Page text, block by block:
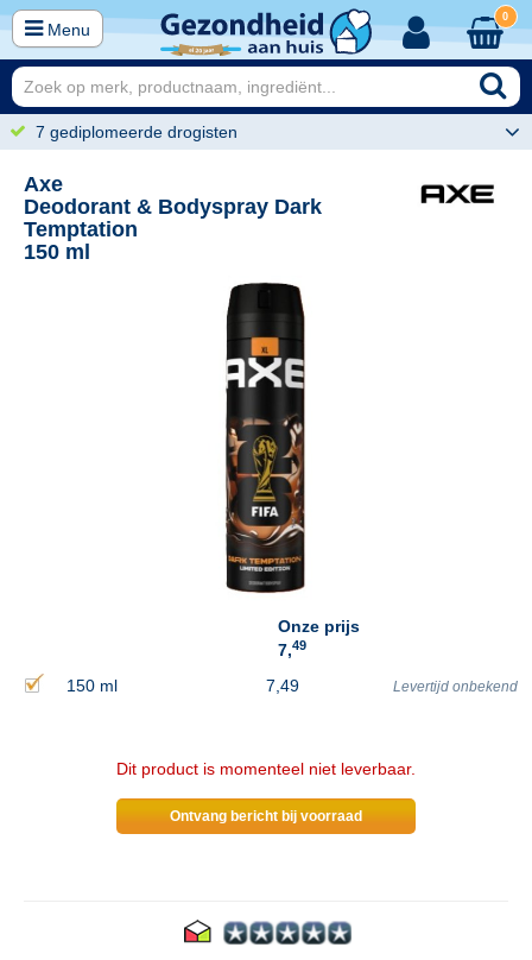
Menu
0
7 gediplomeerde drogisten
Axe
Deodorant & Bodyspray Dark
Temptation
150 ml
Onze prijs
7,49
150 ml 7,49 Levertijd onbekend
Dit product is momenteel niet leverbaar.
Ontvang bericht bij voorraad